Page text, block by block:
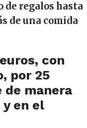
de regalos hasta
de una comida
con
por 25
de manera
y en el